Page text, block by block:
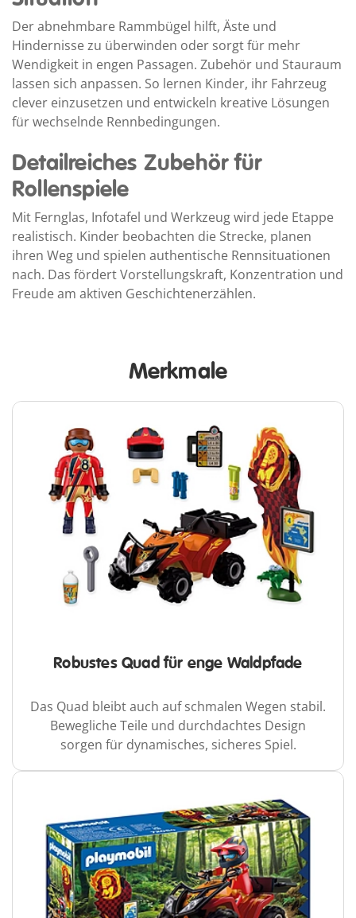
Der abnehmbare Rammbügel hilft, Äste und
Hindernisse zu überwinden oder sorgt für mehr
Wendigkeit in engen Passagen. Zubehör und Stauraum
lassen sich anpassen. So lernen Kinder, ihr Fahrzeug
clever einzusetzen und entwickeln kreative Lösungen
für wechselnde Rennbedingungen.
Detailreiches Zubehör für
Rollenspiele
Mit Fernglas, Infotafel und Werkzeug wird jede Etappe
realistisch. Kinder beobachten die Strecke, planen
ihren Weg und spielen authentische Rennsituationen
nach. Das fördert Vorstellungskraft, Konzentration und
Freude am aktiven Geschichtenerzählen.
Merkmale
Robustes Quad für enge Waldpfade
Das Quad bleibt auch auf schmalen Wegen stabil.
Bewegliche Teile und durchdachtes Design
sorgen für dynamisches, sicheres Spiel.